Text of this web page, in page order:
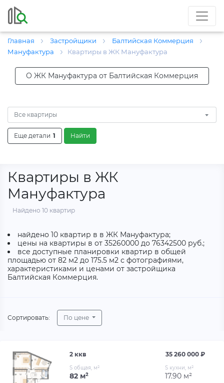
Главная Застройщики
Балтийская Коммерция
Мануфактура
Квартиры в ЖК Мануфактура
О ЖК Мануфактура от Балтийская Коммерция
Все квартиры
Еще детали 1 Найти
Квартиры в ЖК
Мануфактура
Найдено 10 квартир
найдено 10 квартир в в ЖК Мануфактура;
цены на квартиры в от 35260000 до 76342500 руб.;
все доступные планировки квартир в общей
площадью от 82 м2 до 175.5 м2 с фотографиями,
характеристиками и ценами от застройщика
Балтийская Коммерция.
Сортировать: По цене
2 ккв 35 260 000 ₽
S общая, м²
82 м²
S кухни, м²
17.90 м²